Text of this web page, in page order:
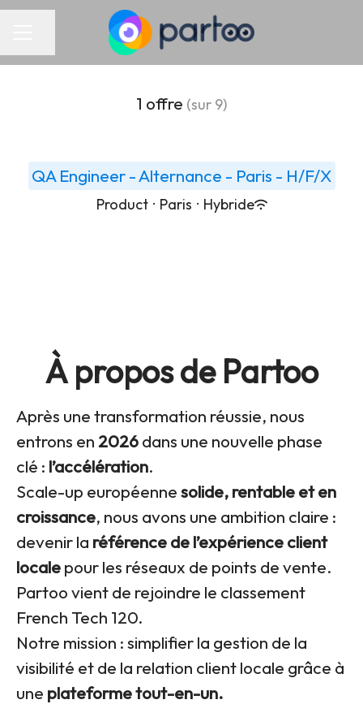
Partager la page
1 offre (sur 9)
QA Engineer - Alternance - Paris - H/F/X
Product · Paris · Hybride
À propos de Partoo
Après une transformation réussie, nous
entrons en2026dans une nouvelle phase
clé : l’accélération.
Scale-up européennesolide, rentable et en
croissance, nous avons une ambition claire :
devenir la référence de l’expérience client
localepour les réseaux de points de vente.
Partoo vient de rejoindre le classement
French Tech 120.
Notre mission : simplifier la gestion de la
visibilité et de la relation client locale grâce à
une plateforme tout-en-un.